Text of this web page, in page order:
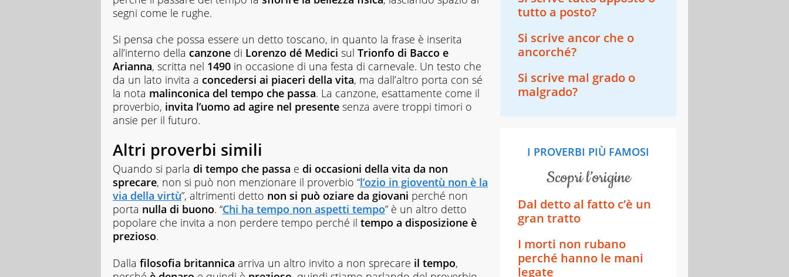
segni come le rughe.
Si pensa che possa essere un detto toscano, in quanto la frase è inserita
all’interno della canzone di Lorenzo dé Medici sul Trionfo di Bacco e
Arianna, scritta nel 1490 in occasione di una festa di carnevale. Un testo che
da un lato invita a concedersi ai piaceri della vita, ma dall’altro porta con sé
la nota malinconica del tempo che passa. La canzone, esattamente come il
proverbio, invita l’uomo ad agire nel presente senza avere troppi timori o
ansie per il futuro.
Altri proverbi simili
Quando si parla di tempo che passa e di occasioni della vita da non
sprecare, non si può non menzionare il proverbio “l’ozio in gioventù non è la
via della virtù”, altrimenti detto non si può oziare da giovani perché non
porta nulla di buono. “Chi ha tempo non aspetti tempo” è un altro detto
popolare che invita a non perdere tempo perché il tempo a disposizione è
prezioso.
Dalla filosofia britannica arriva un altro invito a non sprecare il tempo,
tutto a posto?
Si scrive ancor che o
ancorché?
Si scrive mal grado o
malgrado?
I PROVERBI PIÙ FAMOSI
scopri l’origine
Dal detto al fatto c’è un
gran tratto
I morti non rubano
perché hanno le mani
legate